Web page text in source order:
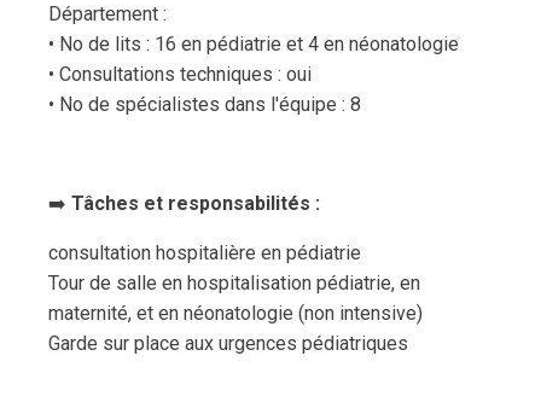
Département :
• No de lits : 16 en pédiatrie et 4 en néonatologie
• Consultations techniques : oui
• No de spécialistes dans l'équipe : 8
➡️ Tâches et responsabilités :
consultation hospitalière en pédiatrie
Tour de salle en hospitalisation pédiatrie, en
maternité, et en néonatologie (non intensive)
Garde sur place aux urgences pédiatriques